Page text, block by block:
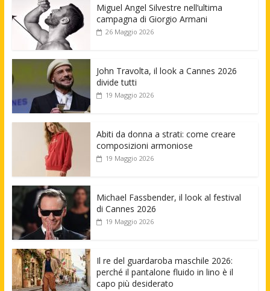
Miguel Angel Silvestre nell’ultima
campagna di Giorgio Armani
26 Maggio 2026
John Travolta, il look a Cannes 2026
divide tutti
19 Maggio 2026
Abiti da donna a strati: come creare
composizioni armoniose
19 Maggio 2026
Michael Fassbender, il look al festival
di Cannes 2026
19 Maggio 2026
Il re del guardaroba maschile 2026:
perché il pantalone fluido in lino è il
capo più desiderato